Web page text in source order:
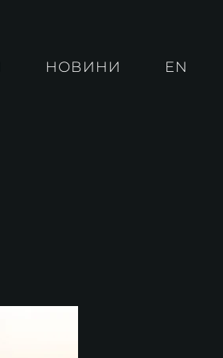
НОВИНИ EN